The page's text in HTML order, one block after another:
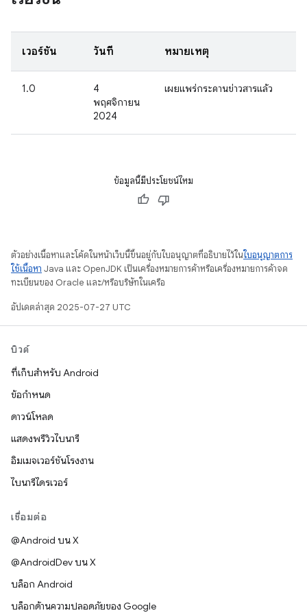
เวอร์ชัน วันที่ หมายเหตุ
1.0
4
พฤศจิกายน
2024
เผยแพร่กระดานข่าวสารแล้ว
ข้อมูลนี้มีประโยชน์ไหม
ตัวอย่างเนื้อหาและโค้ดในหน้าเว็บนี้ขึ้นอยู่กับใบอนุญาตที่อธิบายไว้ในใบอนุญาตการ
ใช้เนื้อหา Java และ OpenJDK เป็นเครื่องหมายการค้าหรือเครื่องหมายการค้าจด
ทะเบียนของ Oracle และ/หรือบริษัทในเครือ
อัปเดตล่าสุด 2025-07-27 UTC
บิวด์
ที่เก็บสำหรับ Android
ข้อกำหนด
ดาวน์โหลด
แสดงพรีวิวไบนารี
อิมเมจเวอร์ชันโรงงาน
ไบนารีไดรเวอร์
เชื่อมต่อ
@Android บน X
@AndroidDev บน X
บล็อก Android
บล็อกด้านความปลอดภัยของ Google